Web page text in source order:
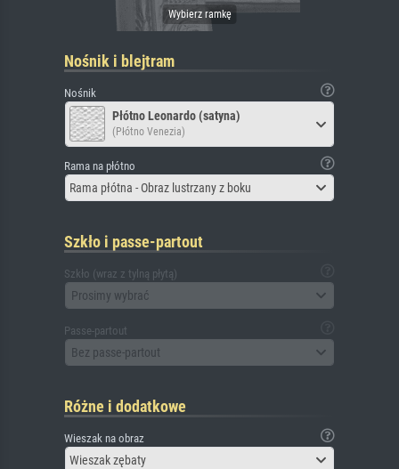
Nośnik i blejtram
Nośnik
Płótno Leonardo (satyna)
(Płótno Venezia)
Rama na płótno
Rama płótna - Obraz lustrzany z boku
Szkło i passe-partout
Szkło (wraz z tylną płytą)
Prosimy wybrać
Passe-partout
Bez passe-partout
Różne i dodatkowe
Wieszak na obraz
Wieszak zębaty